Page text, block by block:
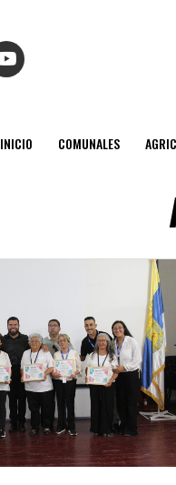
INICIO COMUNALES